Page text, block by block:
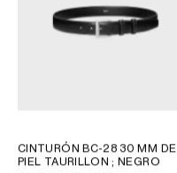
CINTURÓN BC-28 30 MM DE
PIEL TAURILLON ; NEGRO